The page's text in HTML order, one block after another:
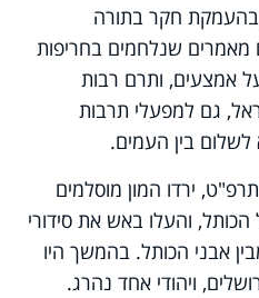
בהעמקת חקר בתורה
מאמרים שנלחמים בחריפות
אמצעים, ותרם רבות
גם למפעלי תרבות
לשלום בין העמים.
1929, י' באב תרפ"ט, ירדו המון מוסלמים
והעלו באש את סידורי
אבני הכותל. בהמשך היו
ויהודי אחד נהרג.